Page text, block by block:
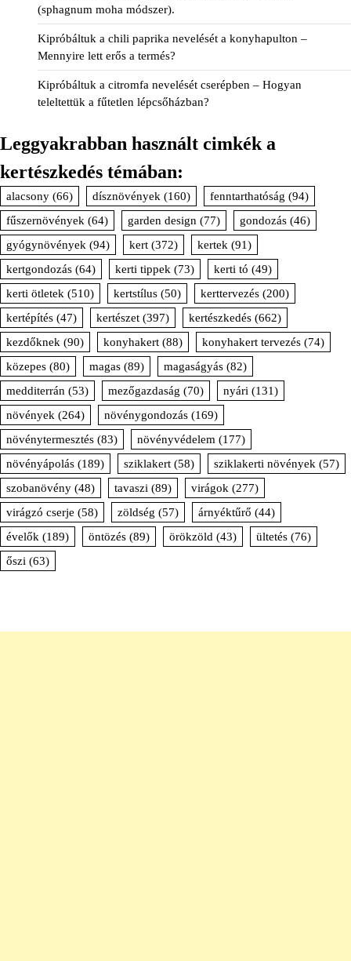
(sphagnum moha módszer).
Kipróbáltuk a chili paprika nevelését a konyhapulton –
Mennyire lett erős a termés?
Kipróbáltuk a citromfa nevelését cserépben – Hogyan
teleltettük a fűtetlen lépcsőházban?
Leggyakrabban használt cimkék a
kertészkedés témában:
alacsony (66) dísznövények (160) fenntarthatóság (94)
fűszernövények (64) garden design (77) gondozás (46)
gyógynövények (94) kert (372) kertek (91)
kertgondozás (64) kerti tippek (73) kerti tó (49)
kerti ötletek (510) kertstílus (50) kerttervezés (200)
kertépítés (47) kertészet (397) kertészkedés (662)
kezdőknek (90) konyhakert (88) konyhakert tervezés (74)
közepes (80) magas (89) magaságyás (82)
medditerrán (53) mezőgazdaság (70) nyári (131)
növények (264) növénygondozás (169)
növénytermesztés (83) növényvédelem (177)
növényápolás (189) sziklakert (58) sziklakerti növények (57)
szobanövény (48) tavaszi (89) virágok (277)
virágzó cserje (58) zöldség (57) árnyéktűrő (44)
évelők (189) öntözés (89) örökzöld (43) ültetés (76)
őszi (63)